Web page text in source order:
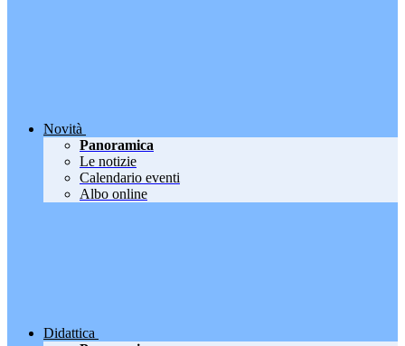
Novità
Panoramica
Le notizie
Calendario eventi
Albo online
Didattica